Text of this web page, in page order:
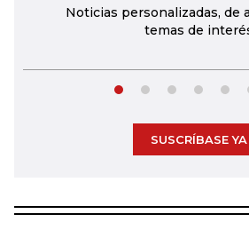
Noticias personalizadas, de
temas de
SUSCRÍBASE YA